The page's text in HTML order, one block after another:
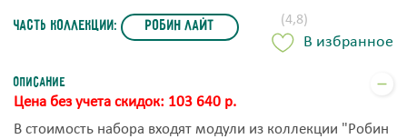
часть коллекции: Робин Лайт (4,8)
В избранное
Описание
Цена без учета скидок: 103 640 р.
В стоимость набора входят модули из коллекции "Робин